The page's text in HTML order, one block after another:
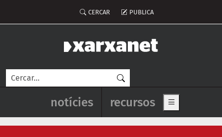
Menú del compte d'usuari
CERCAR PUBLICA
Cerca
Navegació principal de
notícies recursos Show main